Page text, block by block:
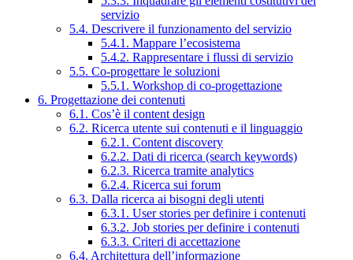
servizio
5.4. Descrivere il funzionamento del servizio
5.4.1. Mappare l’ecosistema
5.4.2. Rappresentare i flussi di servizio
5.5. Co-progettare le soluzioni
5.5.1. Workshop di co-progettazione
6. Progettazione dei contenuti
6.1. Cos’è il content design
6.2. Ricerca utente sui contenuti e il linguaggio
6.2.1. Content discovery
6.2.2. Dati di ricerca (search keywords)
6.2.3. Ricerca tramite analytics
6.2.4. Ricerca sui forum
6.3. Dalla ricerca ai bisogni degli utenti
6.3.1. User stories per definire i contenuti
6.3.2. Job stories per definire i contenuti
6.3.3. Criteri di accettazione
6.4. Architettura dell’informazione